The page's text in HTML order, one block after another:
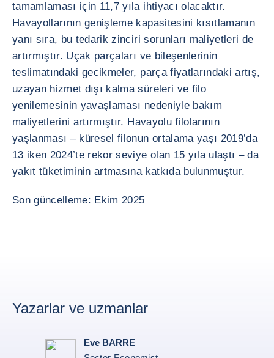
tamamlaması için 11,7 yıla ihtiyacı olacaktır.
Havayollarının genişleme kapasitesini kısıtlamanın
yanı sıra, bu tedarik zinciri sorunları maliyetleri de
artırmıştır. Uçak parçaları ve bileşenlerinin
teslimatındaki gecikmeler, parça fiyatlarındaki artış,
uzayan hizmet dışı kalma süreleri ve filo
yenilemesinin yavaşlaması nedeniyle bakım
maliyetlerini artırmıştır. Havayolu filolarının
yaşlanması – küresel filonun ortalama yaşı 2019’da
13 iken 2024’te rekor seviye olan 15 yıla ulaştı – da
yakıt tüketiminin artmasına katkıda bulunmuştur.
Son güncelleme: Ekim 2025
Yazarlar ve uzmanlar
Eve BARRE